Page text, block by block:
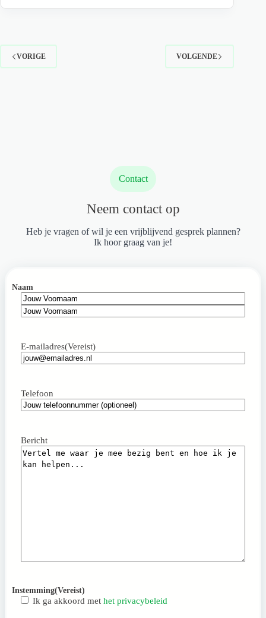
je
VORIGE VOLGENDE
Contact
Neem contact op
Heb je vragen of wil je een vrijblijvend gesprek plannen?
Ik hoor graag van je!
Naam
Voornaam
E-mailadres(Vereist)
Telefoon
Bericht
Instemming(Vereist)
Ik ga akkoord met het privacybeleid